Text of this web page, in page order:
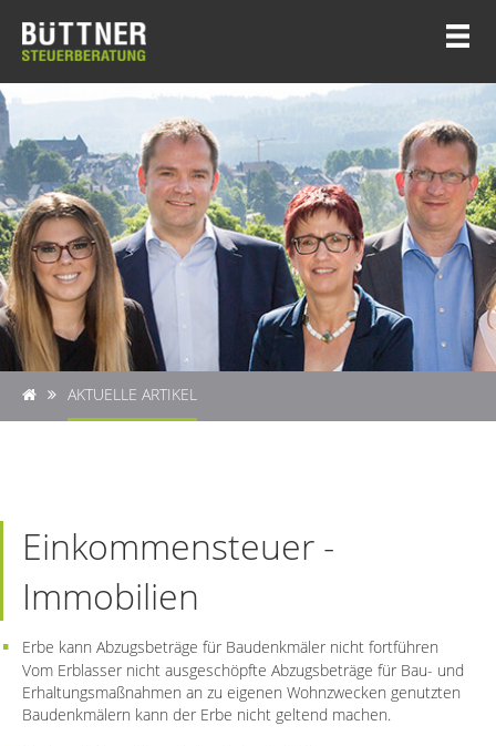
AKTUELLE ARTIKEL
Einkommensteuer -
Immobilien
Erbe kann Abzugsbeträge für Baudenkmäler nicht fortführen
Vom Erblasser nicht ausgeschöpfte Abzugsbeträge für Bau- und
Erhaltungsmaßnahmen an zu eigenen Wohnzwecken genutzten
Baudenkmälern kann der Erbe nicht geltend machen.